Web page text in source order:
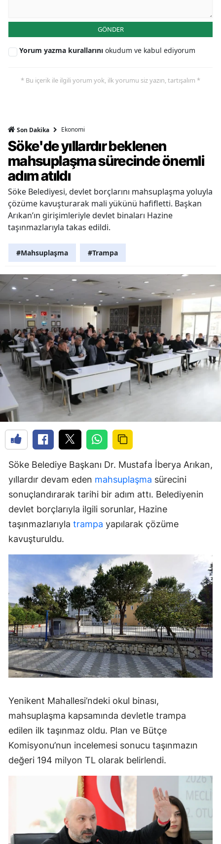
GÖNDER
Yorum yazma kurallarını okudum ve kabul ediyorum
* Bu içerik ile ilgili yorum yok, ilk yorumu siz yazın, tartışalım *
Son Dakika Ekonomi
Söke'de yıllardır beklenen
mahsuplaşma sürecinde önemli
adım atıldı
Söke Belediyesi, devlet borçlarını mahsuplaşma yoluyla
çözüme kavuşturarak mali yükünü hafifletti. Başkan
Arıkan’ın girişimleriyle devlet binaları Hazine
taşınmazlarıyla takas edildi.
#Mahsuplaşma #Trampa
Söke Belediye Başkanı Dr. Mustafa İberya Arıkan,
yıllardır devam eden mahsuplaşma sürecini
sonuçlandırarak tarihi bir adım attı. Belediyenin
devlet borçlarıyla ilgili sorunlar, Hazine
taşınmazlarıyla trampa yapılarak çözüme
kavuşturuldu.
Yenikent Mahallesi’ndeki okul binası,
mahsuplaşma kapsamında devletle trampa
edilen ilk taşınmaz oldu. Plan ve Bütçe
Komisyonu’nun incelemesi sonucu taşınmazın
değeri 194 milyon TL olarak belirlendi.